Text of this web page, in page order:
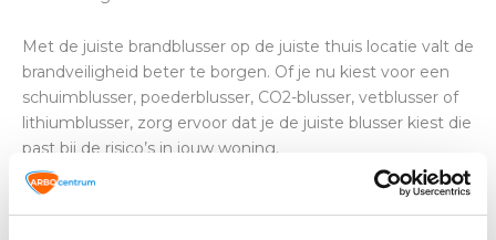
Met de juiste brandblusser op de juiste thuis locatie valt de
brandveiligheid beter te borgen. Of je nu kiest voor een
schuimblusser, poederblusser, CO2-blusser, vetblusser of
lithiumblusser, zorg ervoor dat je de juiste blusser kiest die
past bij de risico’s in jouw woning.
Voor thuisgebruik is een schuimblusser doorgaans de